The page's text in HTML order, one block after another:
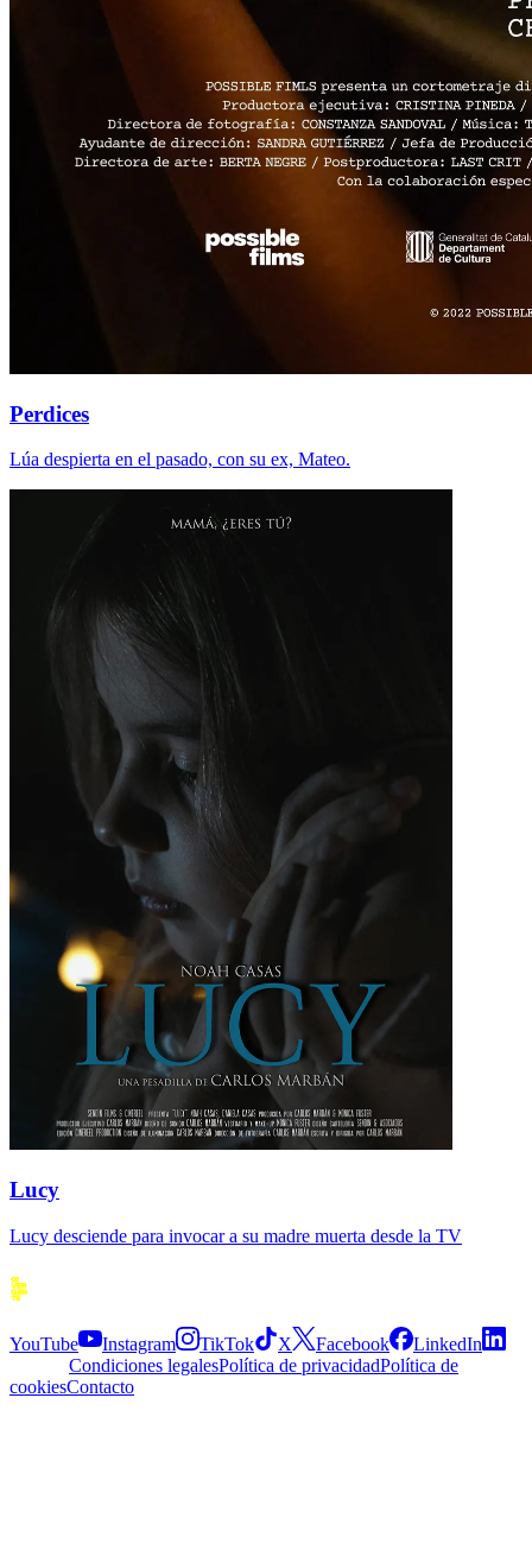
Perdices
Lúa despierta en el pasado, con su ex, Mateo.
Lucy
Lucy desciende para invocar a su madre muerta desde la TV
YouTube
Instagram TikTok X Facebook
LinkedIn
Condiciones legalesPolítica de privacidadPolítica de
cookiesContacto